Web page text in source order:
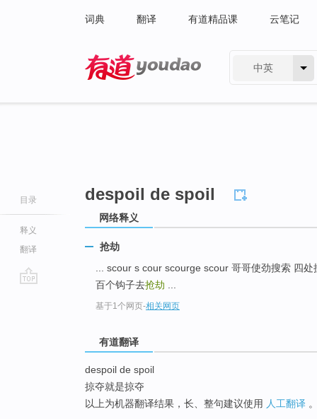
词典 翻译 有道精品课 云笔记
中英
目录
释义
翻译
despoil de spoil
网络释义
抢劫
... scour s cour scourge scour 哥哥使劲搜索 四
百个钩子去抢劫
基于1个网页-相关网页
有道翻译
despoil de spoil
掠夺就是掠夺
以上为机器翻译结果，长、整句建议使用 人工翻译